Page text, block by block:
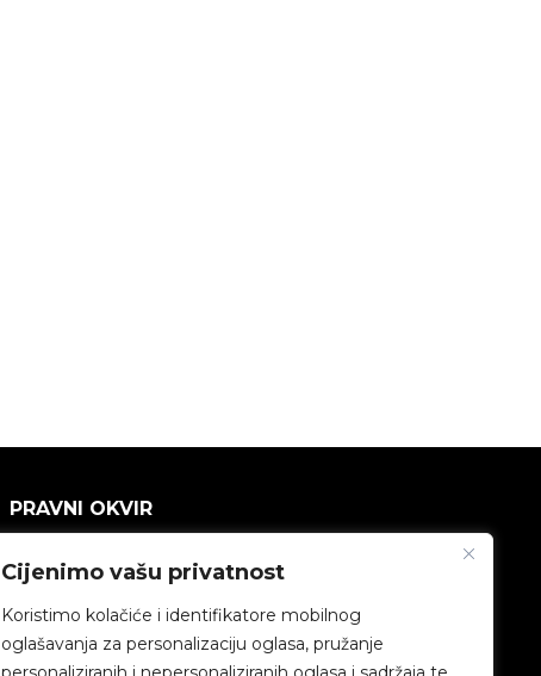
Cijenimo vašu privatnost
Koristimo kolačiće i identifikatore mobilnog
oglašavanja za personalizaciju oglasa, pružanje
PRAVNI OKVIR
Politika privatnosti
Pravna napomena